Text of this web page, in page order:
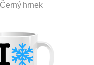
Černý hrnek